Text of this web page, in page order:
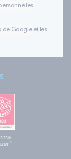
.
de Googleet les